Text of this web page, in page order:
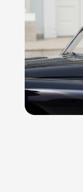
+7 (495)